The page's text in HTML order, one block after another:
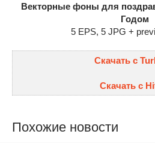
Векторные фоны для
Годом
5 EPS, 5 JPG +
Скачать с
Скачать с
Похожие новости